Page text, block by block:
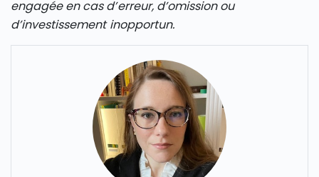
engagée en cas d’erreur, d’omission ou
d’investissement inopportun.